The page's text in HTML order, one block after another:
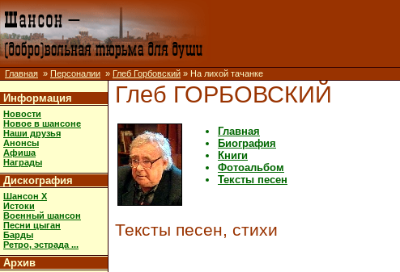
Главная » Персоналии » Глеб Горбовский » На лихой тачанке
Информация
Новости
Новое в шансоне
Наши друзья
Анонсы
Афиша
Награды
Дискография
Шансон X
Истоки
Военный шансон
Песни цыган
Барды
Ретро, эстрада ...
Архив
Глеб ГОРБОВСКИЙ
Главная
Биография
Книги
Фотоальбом
Тексты песен
Тексты песен, стихи